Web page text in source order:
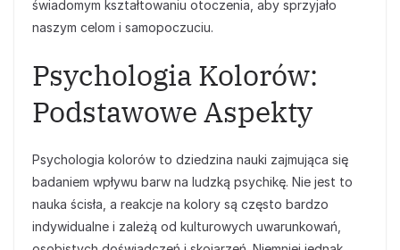
świadomym kształtowaniu otoczenia, aby sprzyjało
naszym celom i samopoczuciu.
Psychologia Kolorów:
Podstawowe Aspekty
Psychologia kolorów to dziedzina nauki zajmująca się
badaniem wpływu barw na ludzką psychikę. Nie jest to
nauka ścisła, a reakcje na kolory są często bardzo
indywidualne i zależą od kulturowych uwarunkowań,